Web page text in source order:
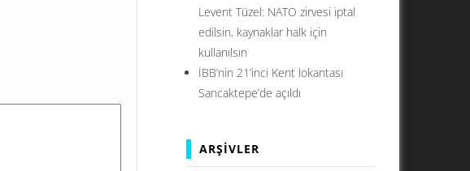
Levent Tüzel: NATO zirvesi iptal
edilsin, kaynaklar halk için
kullanılsın
İBB’nin 21’inci Kent lokantası
Sancaktepe’de açıldı
ARŞIVLER